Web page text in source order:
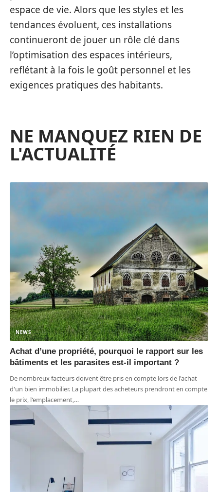
espace de vie. Alors que les styles et les
tendances évoluent, ces installations
continueront de jouer un rôle clé dans
l’optimisation des espaces intérieurs,
reflétant à la fois le goût personnel et les
exigences pratiques des habitants.
NE MANQUEZ RIEN DE
L'ACTUALITÉ
NEWS
Achat d’une propriété, pourquoi le rapport sur les
bâtiments et les parasites est-il important ?
De nombreux facteurs doivent être pris en compte lors de l'achat
d'un bien immobilier. La plupart des acheteurs prendront en compte
le prix, l'emplacement,…